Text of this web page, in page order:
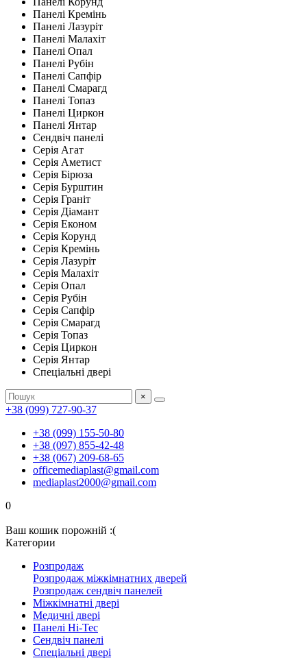
Панелі Кремінь
Панелі Лазуріт
Панелі Малахіт
Панелі Опал
Панелі Рубін
Панелі Сапфір
Панелі Смарагд
Панелі Топаз
Панелі Циркон
Панелі Янтар
Сендвіч панелі
Серія Агат
Серія Аметист
Серія Бірюза
Серія Бурштин
Серія Граніт
Серія Діамант
Серія Економ
Серія Корунд
Серія Кремінь
Серія Лазуріт
Серія Малахіт
Серія Опал
Серія Рубін
Серія Сапфір
Серія Смарагд
Серія Топаз
Серія Циркон
Серія Янтар
Спеціальні двері
×
+38 (099) 727-90-37
+38 (099) 155-50-80
+38 (097) 855-42-48
+38 (067) 209-68-65
officemediaplast@gmail.com
mediaplast2000@gmail.com
0
Ваш кошик порожній :(
Категории
Розпродаж
Розпродаж міжкімнатних дверей
Розпродаж сендвіч панелей
Міжкімнатні двері
Медичні двері
Панелі Hi-Tec
Сендвіч панелі
Спеціальні двері